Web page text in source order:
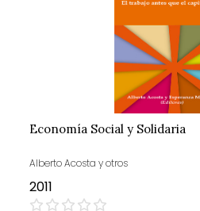
Economía Social y Solidaria
Alberto Acosta y otros
2011